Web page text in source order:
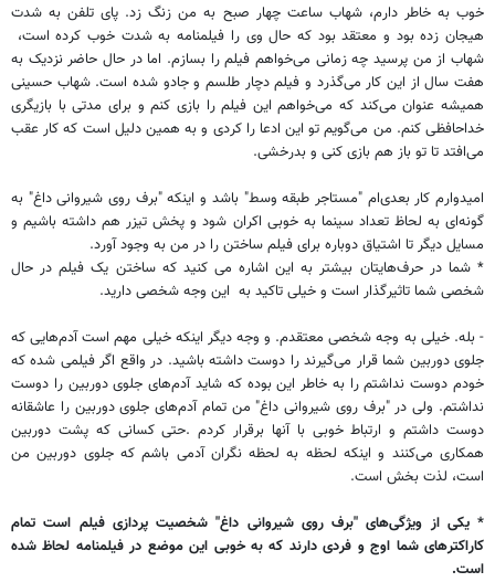
خوب به خاطر دارم، شهاب ساعت چهار صبح به من زنگ زد. پای تلفن به شدت
هیجان زده بود و معتقد بود که حال وی را فیلمنامه به شدت خوب کرده است،
شهاب از من پرسید چه زمانی می‌خواهم فیلم را بسازم. اما در حال حاضر نزدیک به
هفت سال از این کار می‌گذرد و فیلم دچار طلسم و جادو شده است. شهاب حسینی
همیشه عنوان می‌کند که می‌خواهم این فیلم را بازی کنم و برای مدتی با بازیگری
خداحافظی کنم. من می‌گویم تو این ادعا را کردی و به همین دلیل است که کار عقب
می‌افتد تا تو باز هم بازی کنی و بدرخشی.
امیدوارم کار بعد‌‌ی‌ام "مستاجر طبقه وسط" باشد و اینکه "برف روی شیروانی داغ" به
گونه‌ای به لحاظ تعداد سینما به خوبی اکران شود و پخش تیزر هم داشته باشیم و
مسایل دیگر تا اشتیاق دوباره برای فیلم ساختن را در من به وجود آورد.
* شما در حرف‌هایتان بیشتر به این اشاره می کنید که ساختن یک فیلم در حال
شخصی شما تاثیرگذار است و خیلی تاکید به این وجه شخصی دارید.
- بله. خیلی به وجه شخصی معتقدم. و وجه دیگر اینکه خیلی مهم است آدم‌هایی که
جلوی دوربین شما قرار می‌گیرند را دوست داشته باشید. در واقع اگر فیلمی شده که
خودم دوست نداشتم را به خاطر این بوده که شاید آدم‌های جلوی دوربین را دوست
نداشتم. ولی در "برف روی شیروانی داغ" من تمام آدم‌های جلوی دوربین را عاشقانه
دوست داشتم و ارتباط خوبی با آنها برقرار کردم .حتی کسانی که پشت دوربین
همکاری می‌کنند و اینکه لحظه به لحظه نگران آدمی باشم که جلوی دوربین من
است، لذت بخش است.
* یکی از ویژگی‌های "برف روی شیروانی داغ" شخصیت پردازی فیلم است تمام
کاراکترهای شما اوج و فردی دارند که به خوبی این موضع در فیلمنامه لحاظ شده
است.